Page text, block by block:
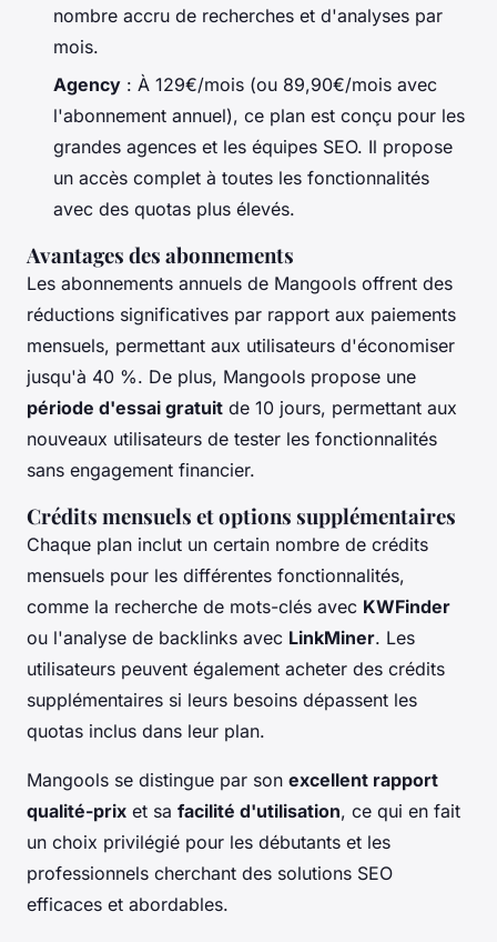
nombre accru de recherches et d'analyses par
mois.
Agency : À 129€/mois (ou 89,90€/mois avec
l'abonnement annuel), ce plan est conçu pour les
grandes agences et les équipes SEO. Il propose
un accès complet à toutes les fonctionnalités
avec des quotas plus élevés.
Avantages des abonnements
Les abonnements annuels de Mangools offrent des
réductions significatives par rapport aux paiements
mensuels, permettant aux utilisateurs d'économiser
jusqu'à 40 %. De plus, Mangools propose une
période d'essai gratuit de 10 jours, permettant aux
nouveaux utilisateurs de tester les fonctionnalités
sans engagement financier.
Crédits mensuels et options supplémentaires
Chaque plan inclut un certain nombre de crédits
mensuels pour les différentes fonctionnalités,
comme la recherche de mots-clés avec KWFinder
ou l'analyse de backlinks avec LinkMiner. Les
utilisateurs peuvent également acheter des crédits
supplémentaires si leurs besoins dépassent les
quotas inclus dans leur plan.
Mangools se distingue par son excellent rapport
qualité-prix et sa facilité d'utilisation, ce qui en fait
un choix privilégié pour les débutants et les
professionnels cherchant des solutions SEO
efficaces et abordables.